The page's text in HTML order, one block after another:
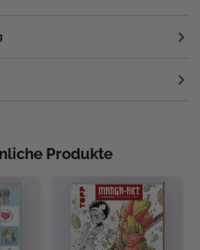
Produkte